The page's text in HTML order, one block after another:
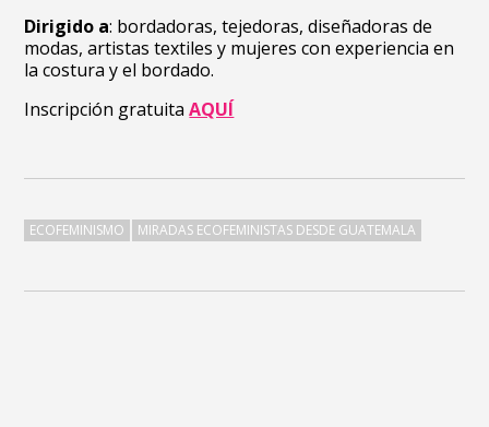
Dirigido a: bordadoras, tejedoras, diseñadoras de
modas, artistas textiles y mujeres con experiencia en
la costura y el bordado.
Inscripción gratuitaAQUÍ
ECOFEMINISMO MIRADAS ECOFEMINISTAS DESDE GUATEMALA